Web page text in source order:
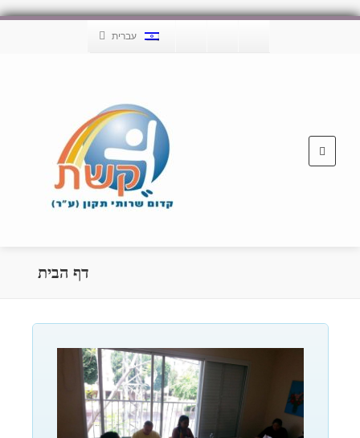
עברית
דף הבית